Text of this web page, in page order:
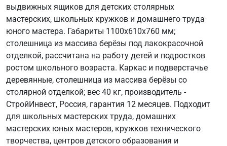
выдвижных ящиков для детских столярных
мастерских, школьных кружков и домашнего труда
юного мастера. Габариты 1100х610х760 мм;
столешница из массива берёзы под лакокрасочной
отделкой, рассчитана на работу детей и подростков
ростом школьного возраста. Каркас и подверстачье
деревянные, столешница из массива берёзы со
столярной отделкой; вес 40 кг, производитель -
СтройИнвест, Россия, гарантия 12 месяцев. Подходит
для школьных мастерских труда, домашних
мастерских юных мастеров, кружков технического
творчества, центров детского образования и